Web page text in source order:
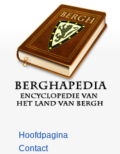
Hoofdpagina
Contact